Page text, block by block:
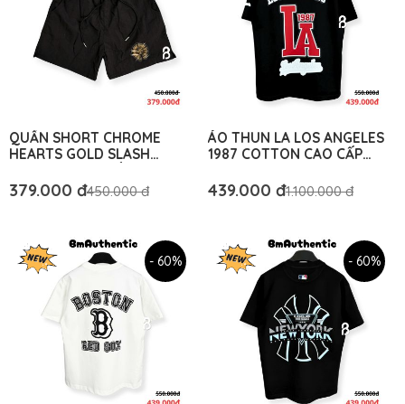
QUẦN SHORT CHROME
HEARTS GOLD SLASH
AUTHENTIC
379.000 đ450.000 đ
ÁO THUN LA LOS ANGELES
1987 COTTON CAO CẤP
AUTHENTIC
439.000 đ1.100.000 đ
- 60% - 60%